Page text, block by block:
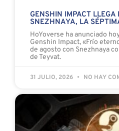
GENSHIN IMPACT LLEGA
SNEZHNAYA, LA
HoYoverse ha anunciado
Genshin Impact, «Frío
de agosto con Snezhnaya
de Teyvat.
31 JULIO, 2026 NO HAY